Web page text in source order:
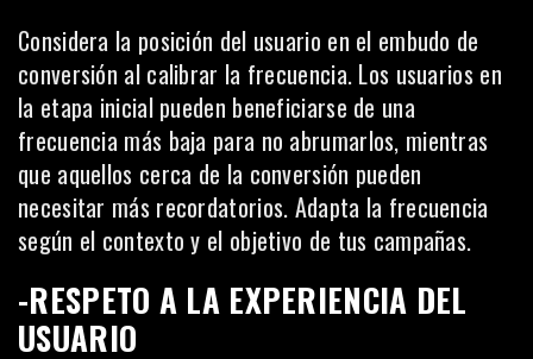
Considera la posición del usuario en el embudo de
conversión al calibrar la frecuencia. Los usuarios en
la etapa inicial pueden beneficiarse de una
frecuencia más baja para no abrumarlos, mientras
que aquellos cerca de la conversión pueden
necesitar más recordatorios. Adapta la frecuencia
según el contexto y el objetivo de tus campañas.
-RESPETO A LA EXPERIENCIA DEL
USUARIO